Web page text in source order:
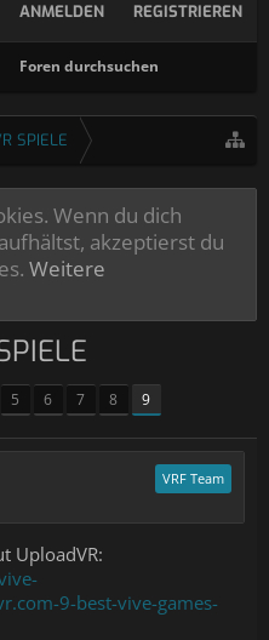
Foren durchsuchen
ANMELDEN REGISTRIEREN
SPIELE
Wenn du dich
akzeptierst du
Weitere
5 6 7 8 9
VRF Team
UploadVR:
9-best-vive-games-